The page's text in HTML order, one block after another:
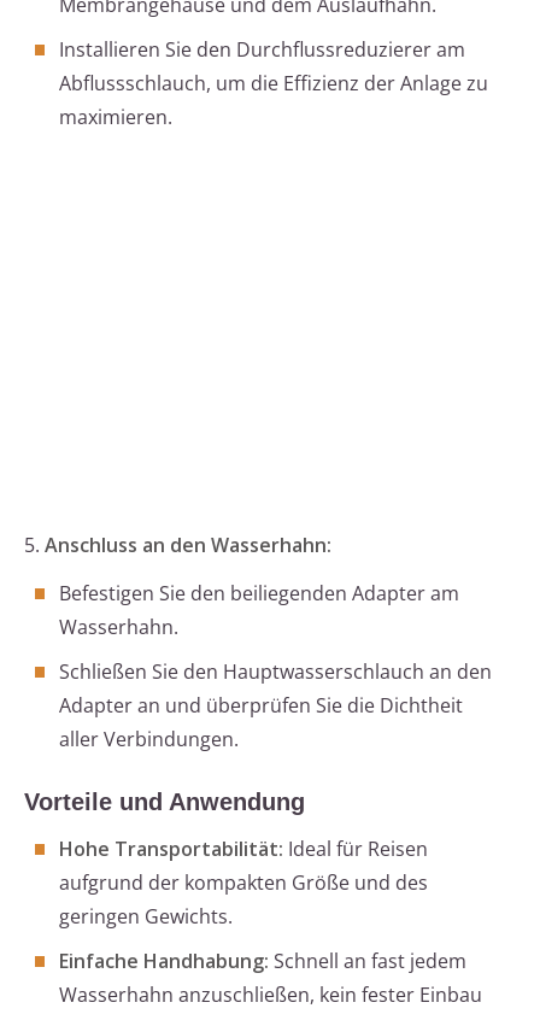
Installieren Sie den Durchflussreduzierer am
Abflussschlauch, um die Effizienz der Anlage zu
maximieren.
5. Anschluss an den Wasserhahn:
Befestigen Sie den beiliegenden Adapter am
Wasserhahn.
Schließen Sie den Hauptwasserschlauch an den
Adapter an und überprüfen Sie die Dichtheit
aller Verbindungen.
Vorteile und Anwendung
Hohe Transportabilität: Ideal für Reisen
aufgrund der kompakten Größe und des
geringen Gewichts.
Einfache Handhabung: Schnell an fast jedem
Wasserhahn anzuschließen, kein fester Einbau